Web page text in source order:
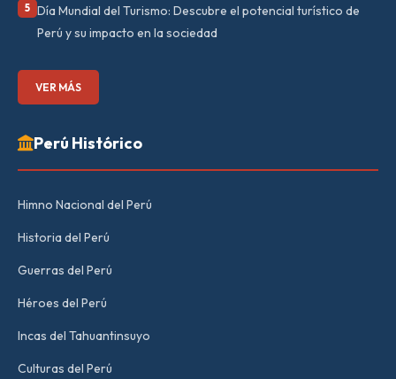
5 Día Mundial del Turismo: Descubre el potencial turístico de
Perú y su impacto en la sociedad
VER MÁS
Perú Histórico
Himno Nacional del Perú
Historia del Perú
Guerras del Perú
Héroes del Perú
Incas del Tahuantinsuyo
Culturas del Perú